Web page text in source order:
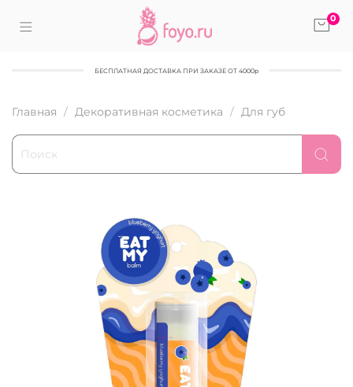
0
БЕСПЛАТНАЯ ДОСТАВКА ПРИ ЗАКАЗЕ ОТ 4000р
Главная Декоративная косметика Для губ